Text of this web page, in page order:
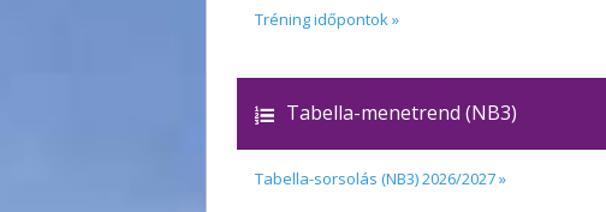
Tréning időpontok »
Tabella-menetrend (NB3)
Tabella-sorsolás (NB3) 2026/2027 »